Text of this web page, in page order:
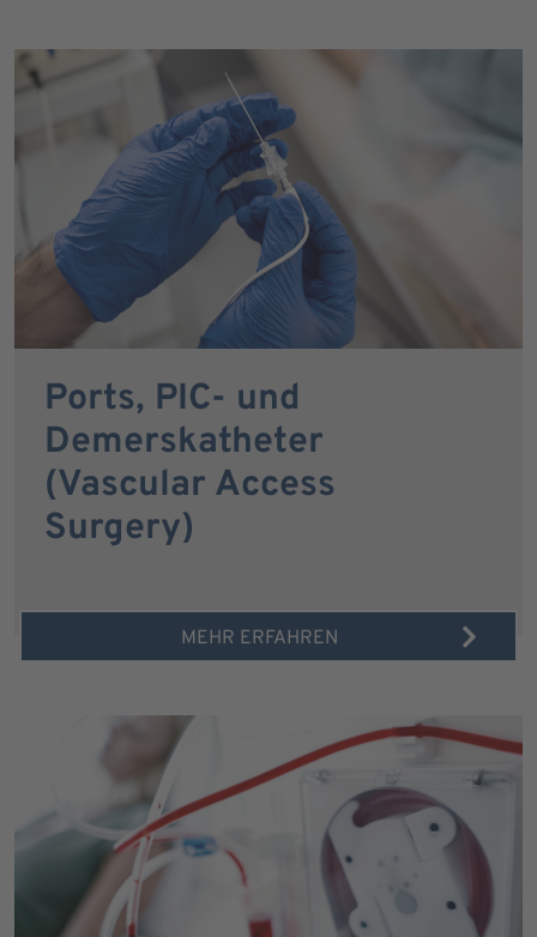
Ports, PIC- und
Demerskatheter
(Vascular Access
Surgery)
MEHR ERFAHREN